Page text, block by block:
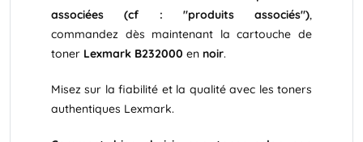
associées (cf : "produits associés"),
commandez dès maintenant la cartouche de
toner Lexmark B232000 en noir.
Misez sur la fiabilité et la qualité avec les toners
authentiques Lexmark.